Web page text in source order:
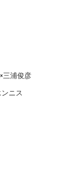
三浦俊彦
ニス